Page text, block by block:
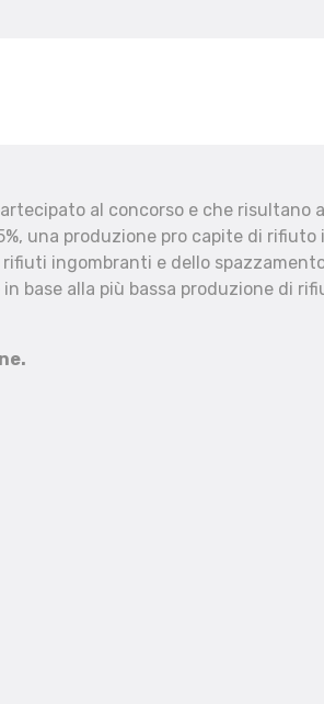
al concorso e che risultano
una produzione pro capite di
ingombranti e dello
base alla più bassa produzione di